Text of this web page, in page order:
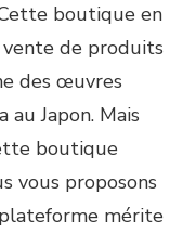
boutique en
vente de produits
des œuvres
Japon. Mais
boutique
vous proposons
mérite